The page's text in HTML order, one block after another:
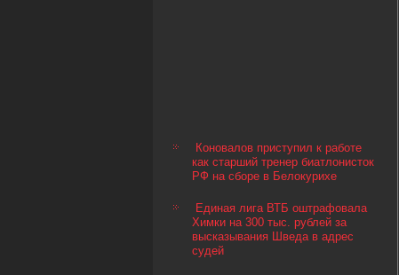
Коновалов приступил к работе
как старший тренер биатлонисток
РФ на сборе в Белокурихе
Единая лига ВТБ оштрафовала
Химки на 300 тыс. рублей за
высказывания Шведа в адрес
судей